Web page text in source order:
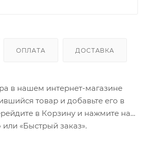
ОПЛАТА ДОСТАВКА
в нашем интернет-магазине
товар и добавьте его в
в Корзину и нажмите на
«Быстрый заказ».